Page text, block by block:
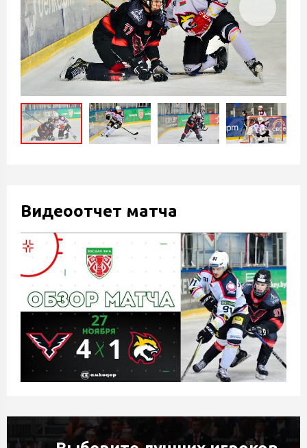
Видеоотчет матча